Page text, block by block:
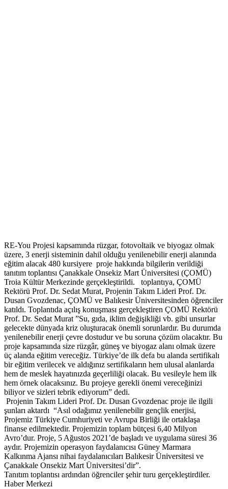
RE-You Projesi kapsamında rüzgar, fotovoltaik ve biyogaz olmak
üzere, 3 enerji sisteminin dahil olduğu yenilenebilir enerji alanında
eğitim alacak 480 kursiyere proje hakkında bilgilerin verildiği
tanıtım toplantısı Çanakkale Onsekiz Mart Üniversitesi (ÇOMÜ)
Troia Kültür Merkezinde gerçekleştirildi. toplantıya, ÇOMÜ
Rektörü Prof. Dr. Sedat Murat, Projenin Takım Lideri Prof. Dr.
Dusan Gvozdenac, ÇOMÜ ve Balıkesir Üniversitesinden öğrenciler
katıldı. Toplantıda açılış konuşması gerçekleştiren ÇOMÜ Rektörü
Prof. Dr. Sedat Murat ”Su, gıda, iklim değişikliği vb. gibi unsurlar
gelecekte dünyada kriz oluşturacak önemli sorunlardır. Bu durumda
yenilenebilir enerji çevre dostudur ve bu soruna çözüm olacaktır. Bu
proje kapsamında size rüzgâr, güneş ve biyogaz alanı olmak üzere
üç alanda eğitim vereceğiz. Türkiye’de ilk defa bu alanda sertifikalı
bir eğitim verilecek ve aldığınız sertifikaların hem ulusal alanlarda
hem de meslek hayatınızda geçerliliği olacak. Bu vesileyle hem ilk
hem örnek olacaksınız. Bu projeye gerekli önemi vereceğinizi
biliyor ve sizleri tebrik ediyorum” dedi.
Projenin Takım Lideri Prof. Dr. Dusan Gvozdenac proje ile ilgili
şunları aktardı “Asıl odağımız yenilenebilir gençlik enerjisi,
Projemiz Türkiye Cumhuriyeti ve Avrupa Birliği ile ortaklaşa
finanse edilmektedir. Projemizin toplam bütçesi 6,40 Milyon
Avro’dur. Proje, 5 Ağustos 2021’de başladı ve uygulama süresi 36
aydır. Projemizin operasyon faydalanıcısı Güney Marmara
Kalkınma Ajansı nihai faydalanıcıları Balıkesir Üniversitesi ve
Çanakkale Onsekiz Mart Üniversitesi’dir”.
Tanıtım toplantısı ardından öğrenciler şehir turu gerçekleştirdiler.
Haber Merkezi